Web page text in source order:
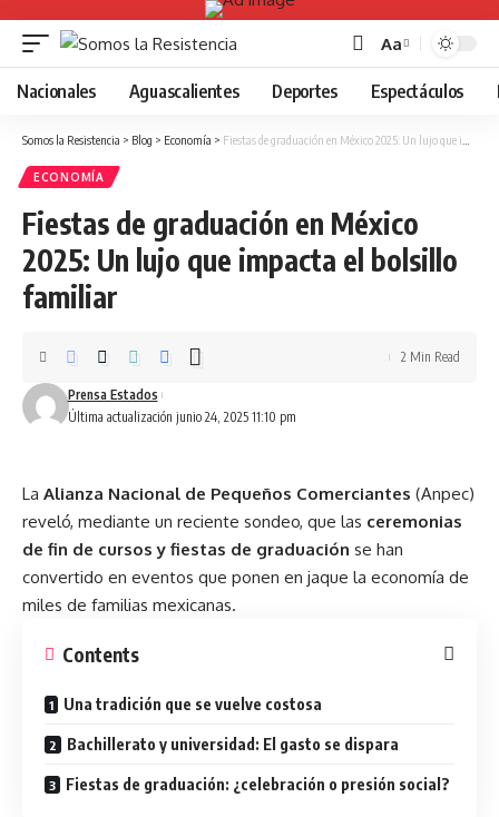
Font
Resizer
Aa
Nacionales Aguascalientes Deportes Espectáculos
Somos la Resistencia > Blog > Economía > Fiestas de graduación en México 2025: Un lujo que impacta el bolsillo familiar
ECONOMÍA
Fiestas de graduación en México
2025: Un lujo que impacta el bolsillo
familiar
Última actualización junio 24, 2025 11:10 pm
Prensa Estados
2 Min Read
La Alianza Nacional de Pequeños Comerciantes (Anpec)
reveló, mediante un reciente sondeo, que las ceremonias
de fin de cursos y fiestas de graduación se han
convertido en eventos que ponen en jaque la economía de
miles de familias mexicanas.
Contents
Una tradición que se vuelve costosa
Bachillerato y universidad: El gasto se dispara
Fiestas de graduación: ¿celebración o presión social?